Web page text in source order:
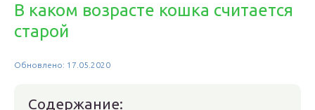
В каком возрасте кошка считается
старой
Обновлено: 17.05.2020
Содержание: